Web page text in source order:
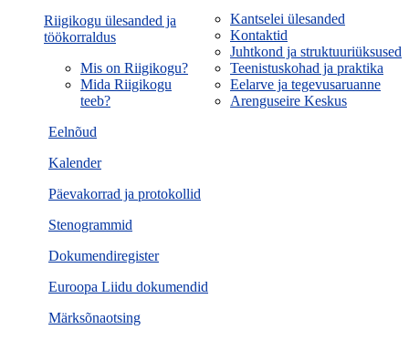
Kantselei ülesanded
Kontaktid
Juhtkond ja struktuuriüksused
Teenistuskohad ja praktika
Eelarve ja tegevusaruanne
Arenguseire Keskus
Eelnõud
Kalender
Päevakorrad ja protokollid
Stenogrammid
Dokumendiregister
Euroopa Liidu dokumendid
Märksõnaotsing
Riigikogu ülesanded ja
töökorraldus
Mis on Riigikogu?
Mida Riigikogu
teeb?